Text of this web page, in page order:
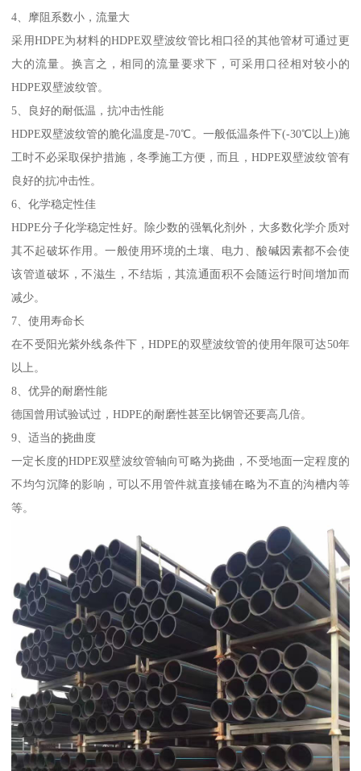
4、摩阻系数小，流量大
采用HDPE为材料的HDPE双壁波纹管比相口径的其他管材可通过更
大的流量。换言之，相同的流量要求下，可采用口径相对较小的
HDPE双壁波纹管。
5、良好的耐低温，抗冲击性能
HDPE双壁波纹管的脆化温度是-70℃。一般低温条件下(-30℃以上)施
工时不必采取保护措施，冬季施工方便，而且，HDPE双壁波纹管有
良好的抗冲击性。
6、化学稳定性佳
HDPE分子化学稳定性好。除少数的强氧化剂外，大多数化学介质对
其不起破坏作用。一般使用环境的土壤、电力、酸碱因素都不会使
该管道破坏，不滋生，不结垢，其流通面积不会随运行时间增加而
减少。
7、使用寿命长
在不受阳光紫外线条件下，HDPE的双壁波纹管的使用年限可达50年
以上。
8、优异的耐磨性能
德国曾用试验试过，HDPE的耐磨性甚至比钢管还要高几倍。
9、适当的挠曲度
一定长度的HDPE双壁波纹管轴向可略为挠曲，不受地面一定程度的
不均匀沉降的影响，可以不用管件就直接铺在略为不直的沟槽内等
等。